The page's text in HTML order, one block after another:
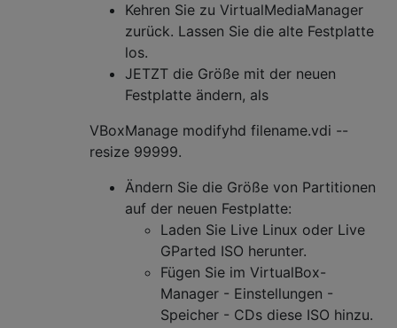
Kehren Sie zu VirtualMediaManager
zurück. Lassen Sie die alte Festplatte
los.
JETZT die Größe mit der neuen
Festplatte ändern, als
VBoxManage modifyhd filename.vdi --
resize 99999.
Ändern Sie die Größe von Partitionen
auf der neuen Festplatte:
Laden Sie Live Linux oder Live
GParted ISO herunter.
Fügen Sie im VirtualBox-
Manager - Einstellungen -
Speicher - CDs diese ISO hinzu.